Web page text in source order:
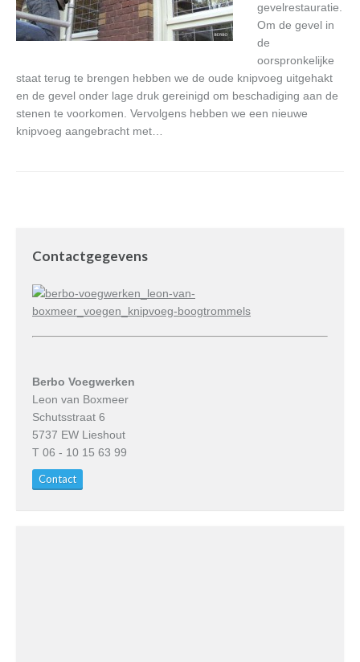
gevelrestauratie.
Om de gevel in
de
oorspronkelijke
staat terug te brengen hebben we de oude knipvoeg uitgehakt
en de gevel onder lage druk gereinigd om beschadiging aan de
stenen te voorkomen. Vervolgens hebben we een nieuwe
knipvoeg aangebracht met…
Contactgegevens
Berbo Voegwerken
Leon van Boxmeer
Schutsstraat 6
5737 EW Lieshout
T 06 - 10 15 63 99
Contact